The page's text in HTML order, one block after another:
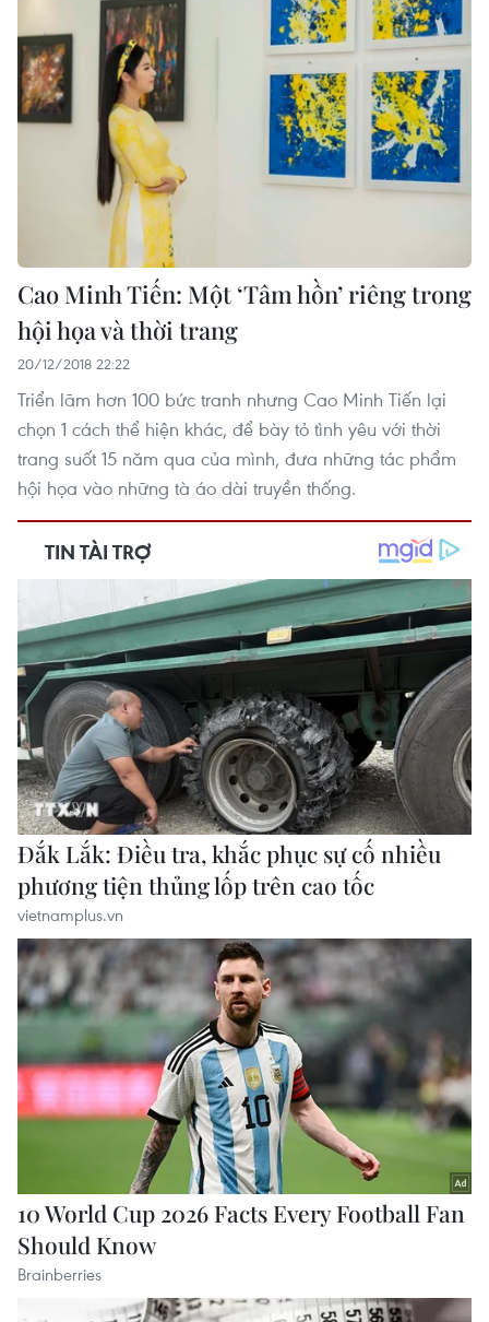
Cao Minh Tiến: Một ‘Tâm hồn’ riêng trong
hội họa và thời trang
20/12/2018 22:22
Triển lãm hơn 100 bức tranh nhưng Cao Minh Tiến lại
chọn 1 cách thể hiện khác, để bày tỏ tình yêu với thời
trang suốt 15 năm qua của mình, đưa những tác phẩm
hội họa vào những tà áo dài truyền thống.